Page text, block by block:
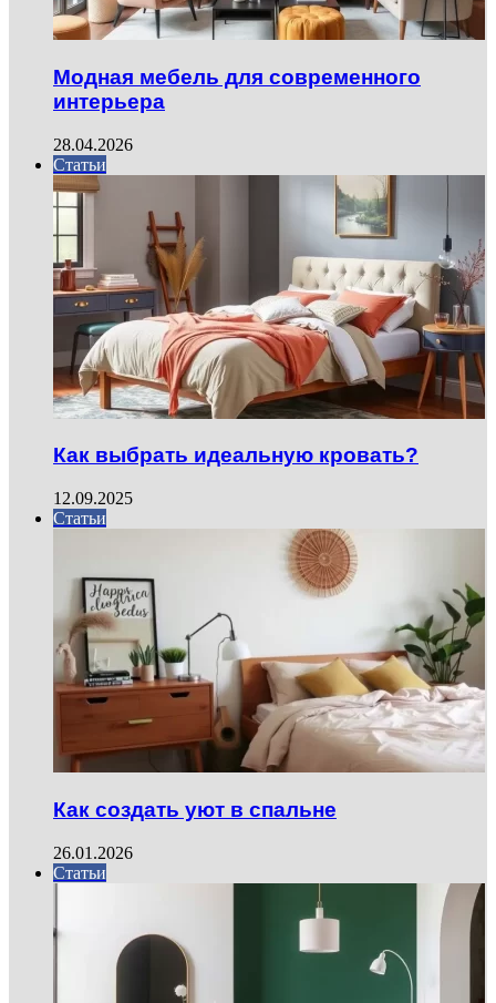
Модная мебель для современного
интерьера
28.04.2026
Статьи
Как выбрать идеальную кровать?
12.09.2025
Статьи
Как создать уют в спальне
26.01.2026
Статьи